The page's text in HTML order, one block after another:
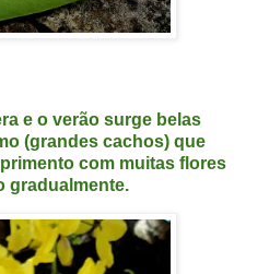
e o verão surge belas
(grandes cachos) que
com muitas flores
gradualmente.